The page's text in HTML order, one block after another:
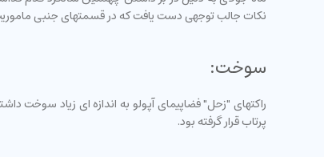
نکات جالب توجهی دست یافت که در قسمتهای جنبی
سوخت:
پرتاب قرار گرفته بود.